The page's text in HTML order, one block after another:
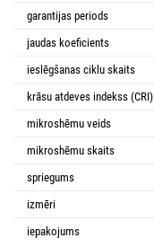
garantijas periods
jaudas koeficients
ieslēgšanas ciklu skaits
krāsu atdeves indekss (CRI)
mikroshēmu veids
mikroshēmu skaits
spriegums
izmēri
iepakojums